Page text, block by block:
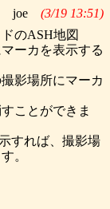
joe (3/19 13:51)
のASH地図
ーカを表示する
影場所にマーカ
ことができま
すれば、撮影場
。